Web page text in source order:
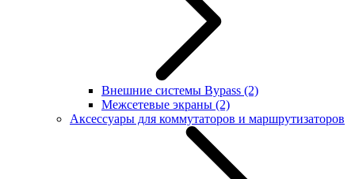
Внешние системы Bypass (2)
Межсетевые экраны (2)
Аксессуары для коммутаторов и маршрутизаторов